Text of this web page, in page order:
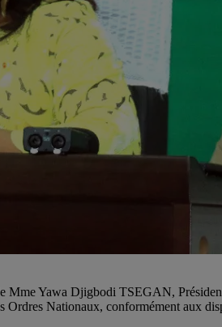
Mme Yawa Djigbodi TSEGAN,
Nationaux, conformément aux